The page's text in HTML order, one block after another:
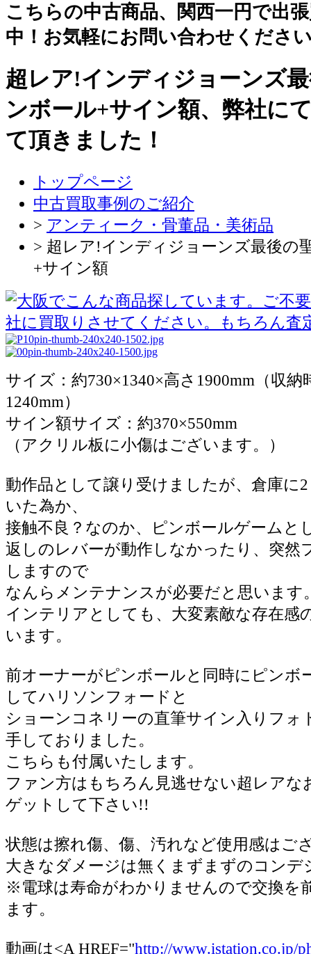
こちらの中古商品、関西一円で出
中！お気軽にお問い合わせくださ
超レア!インディジョーンズ
ンボール+サイン額、弊社に
て頂きました！
トップページ
中古買取事例のご紹介
> アンティーク・骨董品・美術品
> 超レア!インディジョーンズ最後の
+サイン額
サイズ：約730×1340×高さ1900mm（収納
1240mm）
サイン額サイズ：約370×550mm
（アクリル板に小傷はございます。）
動作品として譲り受けましたが、倉庫に
いた為か、
接触不良？なのか、ピンボールゲームと
返しのレバーが動作しなかったり、突然
しますので
なんらメンテナンスが必要だと思います
インテリアとしても、大変素敵な存在感
います。
前オーナーがピンボールと同時にピンボ
してハリソンフォードと
ショーンコネリーの直筆サイン入りフォ
手しておりました。
こちらも付属いたします。
ファン方はもちろん見逃せない超レアな
ゲットして下さい!!
状態は擦れ傷、傷、汚れなど使用感はご
大きなダメージは無くまずまずのコンデ
※電球は寿命がわかりませんので交換を
ます。
動画は<A HREF="http://www.istation.co.jp/